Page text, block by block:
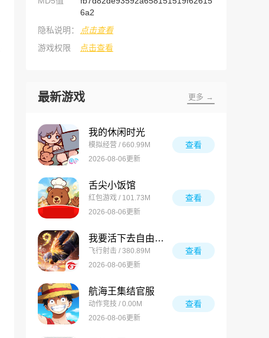
6a2
隐私说明：
点击查看
游戏权限
点击查看
最新游戏 更多 →
我的休闲时光
模拟经营 / 660.99M
2026-08-06更新
查看
舌尖小饭馆
红包游戏 / 101.73M
2026-08-06更新
查看
我要活下去自由之火
飞行射击 / 380.89M
2026-08-06更新
查看
航海王集结官服
动作竞技 / 0.00M
2026-08-06更新
查看